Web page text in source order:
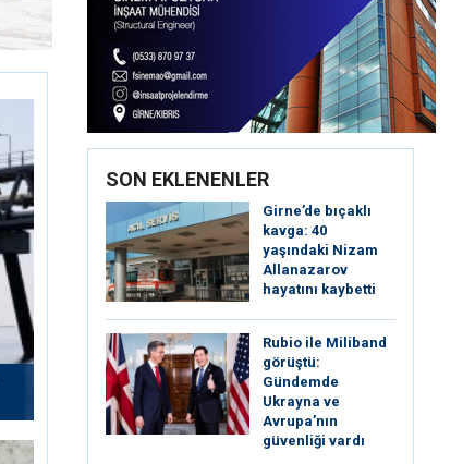
SON EKLENENLER
Girne’de bıçaklı
kavga: 40
yaşındaki Nizam
Allanazarov
hayatını kaybetti
Rubio ile Miliband
görüştü:
Gündemde
Ukrayna ve
Avrupa’nın
güvenliği vardı